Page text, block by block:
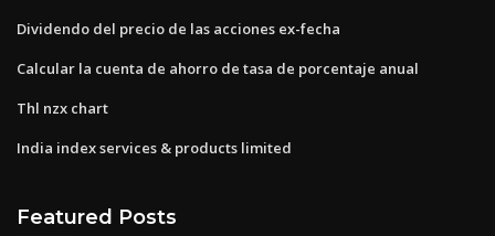
Dividendo del precio de las acciones ex-fecha
Calcular la cuenta de ahorro de tasa de porcentaje anual
Thl nzx chart
India index services & products limited
Featured Posts